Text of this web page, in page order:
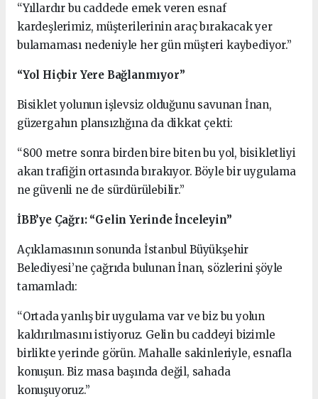
“Yıllardır bu caddede emek veren esnaf
kardeşlerimiz, müşterilerinin araç bırakacak yer
bulamaması nedeniyle her gün müşteri kaybediyor.”
“Yol Hiçbir Yere Bağlanmıyor”
Bisiklet yolunun işlevsiz olduğunu savunan İnan,
güzergahın plansızlığına da dikkat çekti:
“800 metre sonra birden bire biten bu yol, bisikletliyi
akan trafiğin ortasında bırakıyor. Böyle bir uygulama
ne güvenli ne de sürdürülebilir.”
İBB’ye Çağrı: “Gelin Yerinde İnceleyin”
Açıklamasının sonunda İstanbul Büyükşehir
Belediyesi’ne çağrıda bulunan İnan, sözlerini şöyle
tamamladı:
“Ortada yanlış bir uygulama var ve biz bu yolun
kaldırılmasını istiyoruz. Gelin bu caddeyi bizimle
birlikte yerinde görün. Mahalle sakinleriyle, esnafla
konuşun. Biz masa başında değil, sahada
konuşuyoruz.”